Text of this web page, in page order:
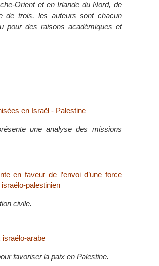
Orient et en Irlande du Nord, de
de trois, les auteurs sont chacun
pour des raisons académiques et
en Israël - Palestine
une analyse des missions
en faveur de l’envoi d’une force
palestinien
civile.
israélo-arabe
favoriser la paix en Palestine.